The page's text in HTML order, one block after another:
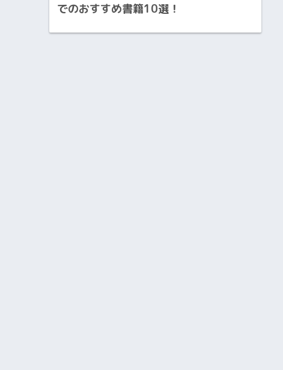
でのおすすめ書籍10選！